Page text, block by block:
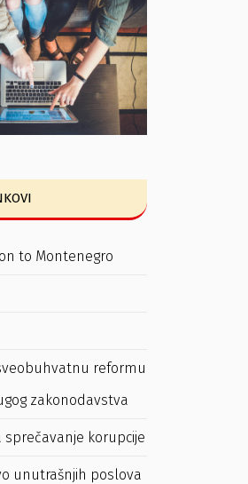
to Montenegro
reformu
zakonodavstva
sprečavanje korupcije
unutrašnjih poslova